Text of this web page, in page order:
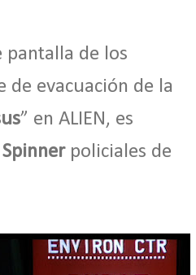
pantalla de los
de evacuación de la
” en ALIEN, es
Spinnerpoliciales de